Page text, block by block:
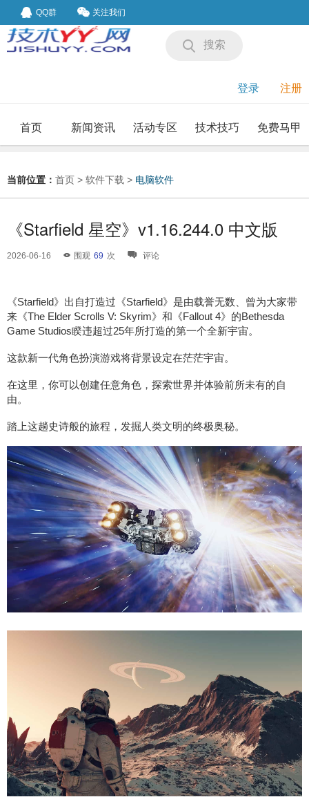
QQ群 关注我们
搜索
登录 注册
首页 新闻资讯 活动专区 技术技巧 免费马甲
当前位置： 首页 > 软件下载 > 电脑软件
《Starfield 星空》v1.16.244.0 中文版
2026-06-16 围观 69 次 评论
《Starfield》出自打造过《Starfield》是由载誉无数、曾为大家带
来《The Elder Scrolls V: Skyrim》和《Fallout 4》的Bethesda
Game Studios睽违超过25年所打造的第一个全新宇宙。
这款新一代角色扮演游戏将背景设定在茫茫宇宙。
在这里，你可以创建任意角色，探索世界并体验前所未有的自
由。
踏上这趟史诗般的旅程，发掘人类文明的终极奥秘。